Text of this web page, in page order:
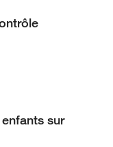
sur